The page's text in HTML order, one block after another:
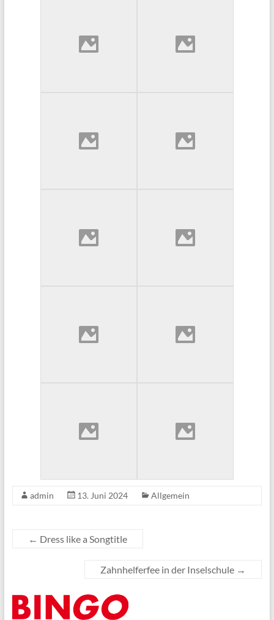
admin 13. Juni 2024 Allgemein
← Dress like a Songtitle
Zahnhelferfee in der Inselschule →